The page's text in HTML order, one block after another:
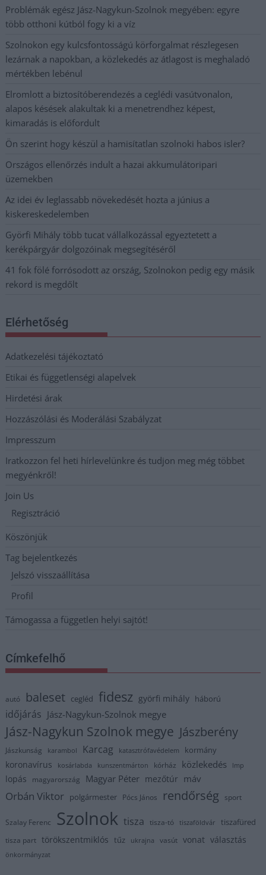
Problémák egész Jász-Nagykun-Szolnok megyében: egyre
több otthoni kútból fogy ki a víz
Szolnokon egy kulcsfontosságú körforgalmat részlegesen
lezárnak a napokban, a közlekedés az átlagost is meghaladó
mértékben lebénul
Elromlott a biztosítóberendezés a ceglédi vasútvonalon,
alapos késések alakultak ki a menetrendhez képest,
kimaradás is előfordult
Ön szerint hogy készül a hamisítatlan szolnoki habos isler?
Országos ellenőrzés indult a hazai akkumulátoripari
üzemekben
Az idei év leglassabb növekedését hozta a június a
kiskereskedelemben
Györfi Mihály több tucat vállalkozással egyeztetett a
kerékpárgyár dolgozóinak megsegítéséről
41 fok fölé forrósodott az ország, Szolnokon pedig egy másik
rekord is megdőlt
Elérhetőség
Adatkezelési tájékoztató
Etikai és függetlenségi alapelvek
Hirdetési árak
Hozzászólási és Moderálási Szabályzat
Impresszum
Iratkozzon fel heti hírlevelünkre és tudjon meg még többet
megyénkről!
Join Us
Regisztráció
Köszönjük
Tag bejelentkezés
Jelszó visszaállítása
Profil
Támogassa a független helyi sajtót!
Címkefelhő
autó baleset cegléd fidesz györfi mihály háború
időjárás Jász-Nagykun-Szolnok megye
Jász-Nagykun Szolnok megye Jászberény
Jászkunság karambol Karcag katasztrófavédelem kormány
koronavírus kosárlabda kunszentmárton kórház közlekedés lmp
lopás magyarország Magyar Péter mezőtúr máv
Orbán Viktor polgármester Pócs János rendőrség sport
Szalay Ferenc Szolnok tisza tisza-tó tiszaföldvár tiszafüred
tisza part törökszentmiklós tűz ukrajna vasút vonat választás
önkormányzat